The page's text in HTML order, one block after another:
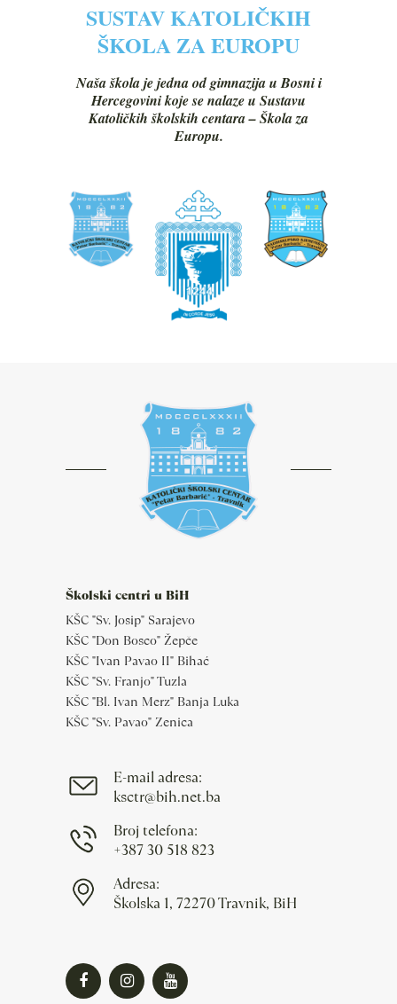
SUSTAV KATOLIČKIH
ŠKOLA ZA EUROPU
Naša škola je jedna od gimnazija u Bosni i
Hercegovini koje se nalaze u Sustavu
Katoličkih školskih centara – Škola za
Europu.
Školski centri u BiH
KŠC "Sv. Josip" Sarajevo
KŠC "Don Bosco" Žepče
KŠC "Ivan Pavao II" Bihać
KŠC "Sv. Franjo" Tuzla
KŠC "Bl. Ivan Merz" Banja Luka
KŠC "Sv. Pavao" Zenica
E-mail adresa:
ksctr@bih.net.ba
Broj telefona:
+387 30 518 823
Adresa:
Školska 1, 72270 Travnik, BiH